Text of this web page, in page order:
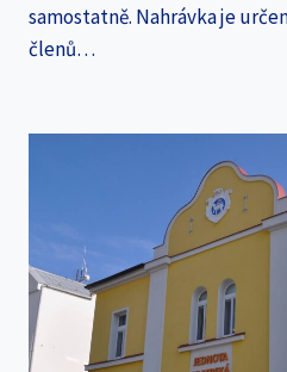
samostatně. Nahrávka je
členů…